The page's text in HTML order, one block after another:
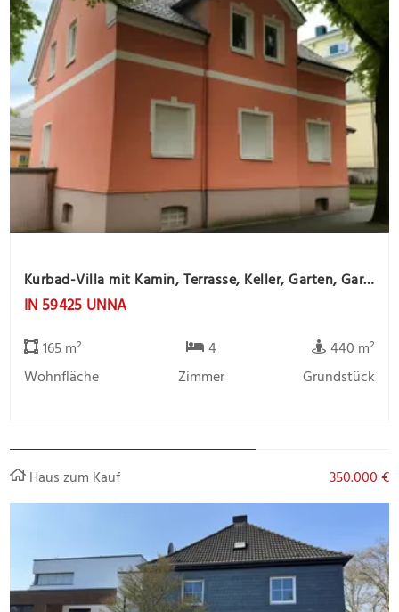
Kurbad-Villa mit Kamin, Terrasse, Keller, Garten, Garage und Gartenhaus
IN 59425 UNNA
165 m²
Wohnfläche
4
Zimmer
440 m²
Grundstück
Haus zum Kauf 350.000 €